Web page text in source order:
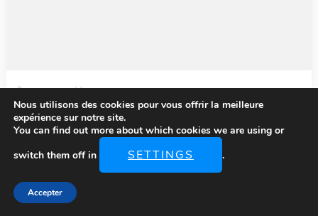
Recommandées pour vous...
Aux Antilles, mobilisation accrue contre les
arrivages massifs de sargasses
Albert BOISSIER
Nous utilisons des cookies pour vous offrir la meilleure
expérience sur notre site.
You can find out more about which cookies we are using or
switch them off in
SETTINGS .
Accepter